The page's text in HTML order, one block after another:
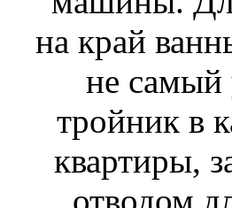
на край
не самый
тройник в
квартиры,
отводом